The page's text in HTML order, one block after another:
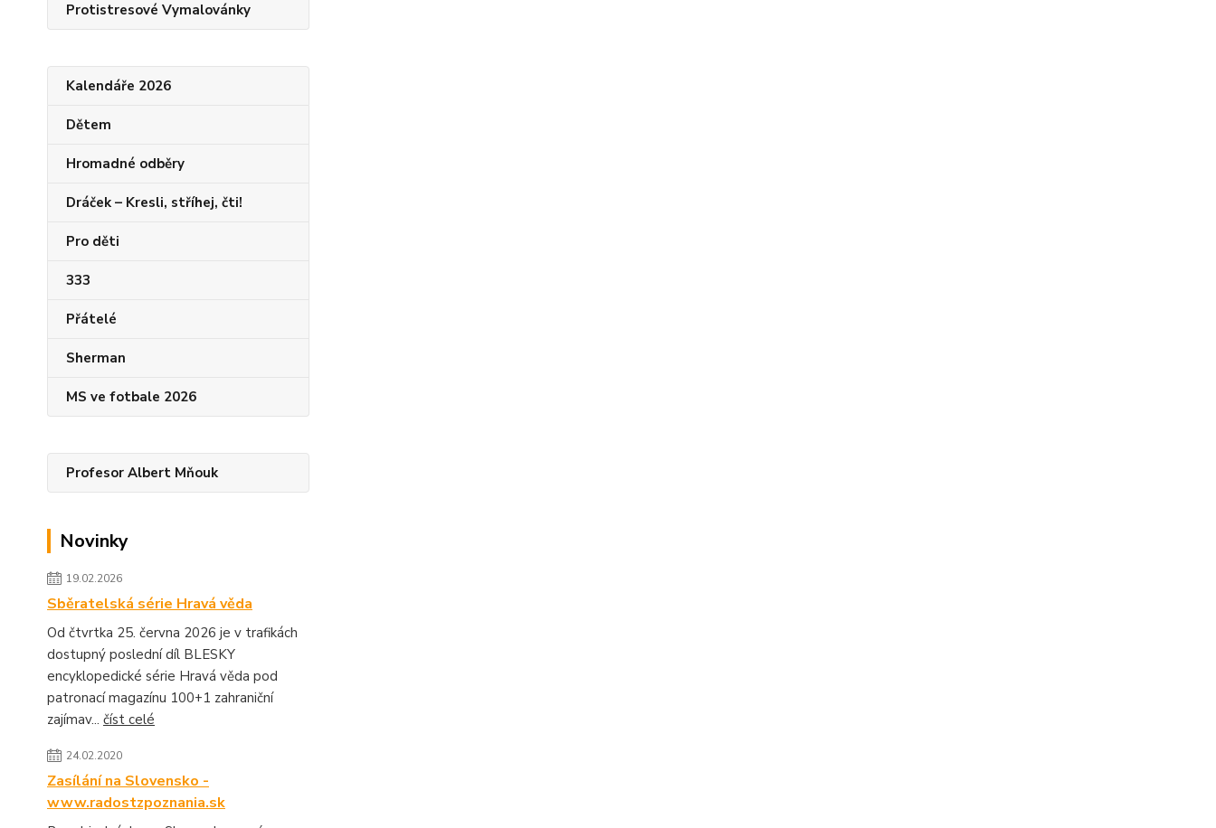
Protistresové Vymalovánky
Kalendáře 2026
Dětem
Hromadné odběry
Dráček – Kresli, stříhej, čti!
Pro děti
333
Přátelé
Sherman
MS ve fotbale 2026
Profesor Albert Mňouk
Novinky
19.02.2026
Sběratelská série Hravá věda
Od čtvrtka 25. června 2026 je v trafikách
dostupný poslední díl BLESKY
encyklopedické série Hravá věda pod
patronací magazínu 100+1 zahraniční
zajímav... číst celé
24.02.2020
Zasílání na Slovensko -
www.radostzpoznania.sk